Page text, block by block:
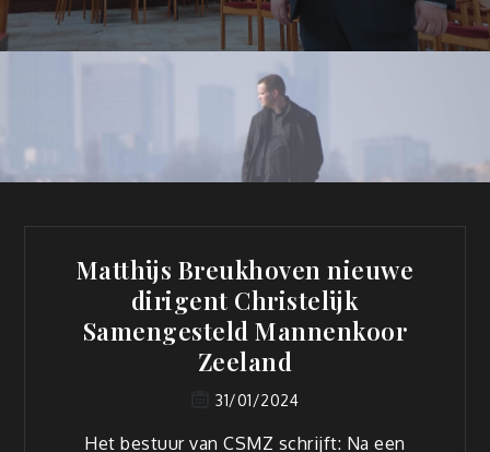
Matthijs Breukhoven nieuwe
dirigent Christelijk
Samengesteld Mannenkoor
Zeeland
31/01/2024
Het bestuur van CSMZ schrijft: Na een